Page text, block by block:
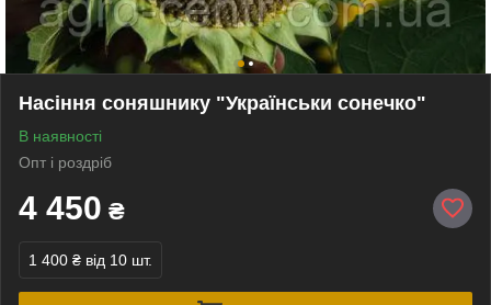
Насіння соняшнику "Українськи сонечко"
В наявності
Опт і роздріб
4 450 ₴
1 400 ₴ від 10 шт.